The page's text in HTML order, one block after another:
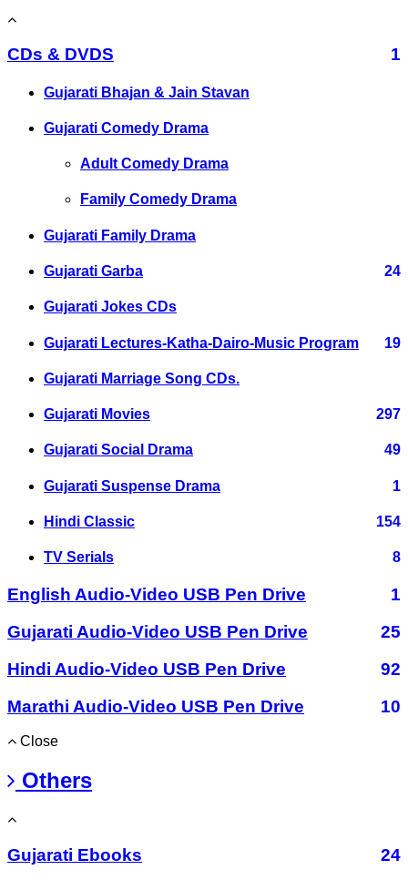
CDs & DVDS 1
Gujarati Bhajan & Jain Stavan
Gujarati Comedy Drama
Adult Comedy Drama
Family Comedy Drama
Gujarati Family Drama
Gujarati Garba 24
Gujarati Jokes CDs
Gujarati Lectures-Katha-Dairo-Music Program 19
Gujarati Marriage Song CDs.
Gujarati Movies 297
Gujarati Social Drama 49
Gujarati Suspense Drama 1
Hindi Classic 154
TV Serials 8
English Audio-Video USB Pen Drive
1
Gujarati Audio-Video USB Pen Drive
25
Hindi Audio-Video USB Pen Drive
92
Marathi Audio-Video USB Pen Drive
10
Close
Others
Gujarati Ebooks
24